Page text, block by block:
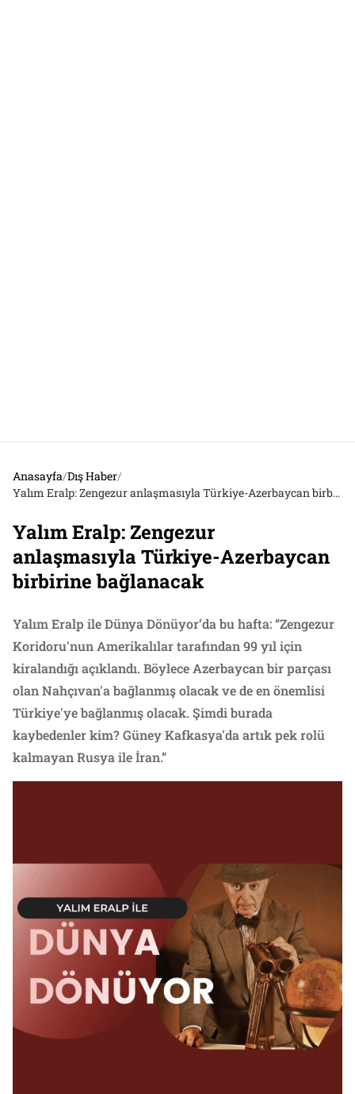
Anasayfa/Dış Haber/
Yalım Eralp: Zengezur anlaşmasıyla Türkiye-Azerbaycan birbirine bağlanacak
Yalım Eralp: Zengezur
anlaşmasıyla Türkiye-Azerbaycan
birbirine bağlanacak
Yalım Eralp ile Dünya Dönüyor’da bu hafta: “Zengezur
Koridoru'nun Amerikalılar tarafından 99 yıl için
kiralandığı açıklandı. Böylece Azerbaycan bir parçası
olan Nahçıvan'a bağlanmış olacak ve de en önemlisi
Türkiye'ye bağlanmış olacak. Şimdi burada
kaybedenler kim? Güney Kafkasya'da artık pek rolü
kalmayan Rusya ile İran.”